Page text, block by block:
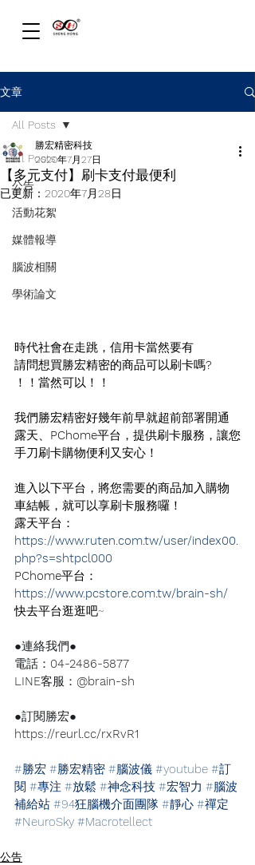
文章
All Posts
公告
活動花絮
媒體報導
腦波相關
學術論文
All Posts
【多元支付】刷卡支付最便利
勝宏精密科技
2020年7月27日
已更新： 2020年7月28日
時代社會在走跳，信用卡當然要有
請問想買勝宏精密的商品可以刷卡嗎?
！！當然可以！！
我們勝宏精密好幾年前早就超前部署開通
露天、 PChome平台，提供刷卡服務，讓您
手刀刷卡購物便利又安心！
進入以下平台，將您需要的商品加入購物
車結帳，就可以享刷卡服務囉！
露天平台：
https://www.ruten.com.tw/user/index00.
php?s=shtpcl000
PChome平台：
https://www.pcstore.com.tw/brain-sh/
快去平台逛逛吧~
●連絡我們●
電話： 04-2486-5877
LINE客服： @brain-sh
●訂閱勝宏●
https://reurl.cc/rxRvR1
#勝宏 #勝宏精密 #腦波儀 #youtube #訂
閱 #專注 #放鬆 #神念科技 #宏智力 #腦波
補給站 #94狂腦機介面團隊 #靜心 #禪定
#NeuroSky #Macrotellect
公告